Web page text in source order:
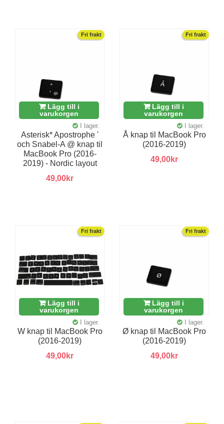
Fri frakt
Lägg till i
varukorgen
I lager.
Asterisk* Apostrophe '
och Snabel-A @ knap til
MacBook Pro (2016-
2019) - Nordic layout
49,00kr
Fri frakt
Lägg till i
varukorgen
I lager.
Å knap til MacBook Pro
(2016-2019)
49,00kr
Fri frakt
Lägg till i
varukorgen
I lager.
W knap til MacBook Pro
(2016-2019)
49,00kr
Fri frakt
Lägg till i
varukorgen
I lager.
Ø knap til MacBook Pro
(2016-2019)
49,00kr